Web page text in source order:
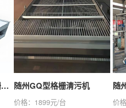
随州GSHZ型回转式格栅除污机 随州GQ型格栅清污机
价格：1899元/台
价